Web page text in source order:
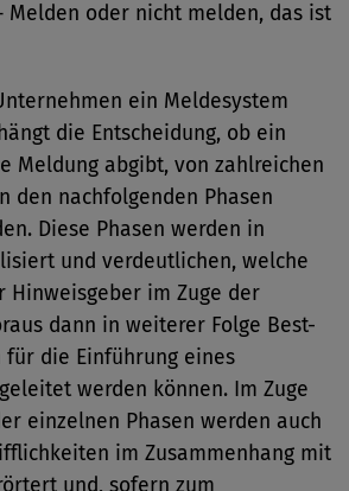
Melden oder nicht melden, das ist
ein Meldesystem
die Entscheidung, ob ein
Meldung abgibt, von zahlreichen
den nachfolgenden Phasen
Diese Phasen werden in
und verdeutlichen, welche
Hinweisgeber im Zuge der
dann in weiterer Folge Best-
für die Einführung eines
werden können. Im Zuge
einzelnen Phasen werden auch
im Zusammenhang mit
und, sofern zum